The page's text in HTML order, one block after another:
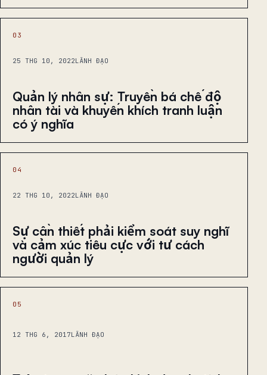
03
25 THG 10, 2022LÃNH ĐẠO
Quản lý nhân sự: Truyền bá chế độ
nhân tài và khuyến khích tranh luận
có ý nghĩa
04
22 THG 10, 2022LÃNH ĐẠO
Sự cần thiết phải kiểm soát suy nghĩ
và cảm xúc tiêu cực với tư cách
người quản lý
05
12 THG 6, 2017LÃNH ĐẠO